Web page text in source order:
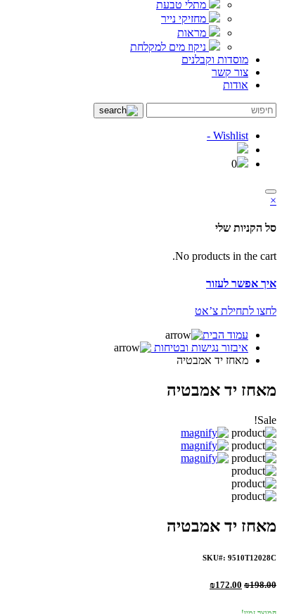
מתלי טבעת
מחזיקי נייר
מראות
ניקוז מים למקלחת
מוסדות וקבלנים
צור קשר
אודות
Wishlist -
0
×
סל הקניות שלי
No products in the cart.
איך אפשר לעזור
לחצו לתחילת צ’אט
עמוד הבית
איבזור נגישות ובטיחות
מאחז יד אמבטיה
מאחז יד אמבטיה
Sale!
מאחז יד אמבטיה
SKU#: 9510T12028C
₪198.00
₪172.00